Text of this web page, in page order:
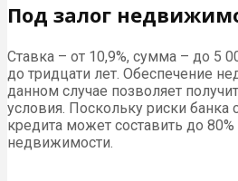
Под залог
Ставка – от 10,9%, сумма – до 5
до тридцати лет. Обеспечение
данном случае позволяет
условия. Поскольку риски
кредита может составить до 80%
недвижимости.